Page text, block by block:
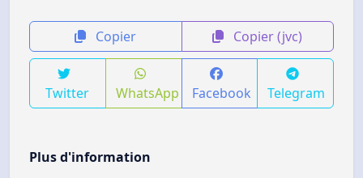
Copier Copier (jvc)
Twitter WhatsApp Facebook Telegram
Plus d'information